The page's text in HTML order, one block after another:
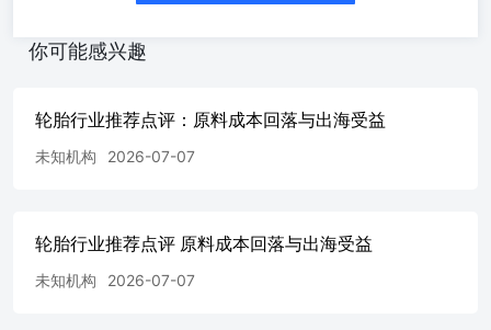
现部分涨价。头部企业对欧出口订单已基本完成向海外基地
两年提供明确的增量。 原料成本压力回落，行业盈利压力
测试阶段已过。轮胎生产成本中原材料占比约75%，地缘冲
确定性的轮胎行业龙头企业： 1）赛轮轮胎：公司海外重点
越南：合计规划1600万条半钢胎产能、525万条全钢胎产能
你可能感兴趣
轮胎行业推荐点评：原料成本回落与出海受益
未知机构 2026-07-07
轮胎行业推荐点评 原料成本回落与出海受益
未知机构 2026-07-07